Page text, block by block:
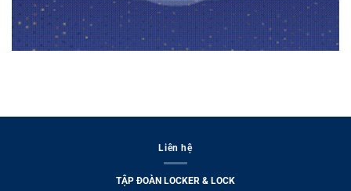
Liên hệ
TẬP ĐOÀN LOCKER & LOCK